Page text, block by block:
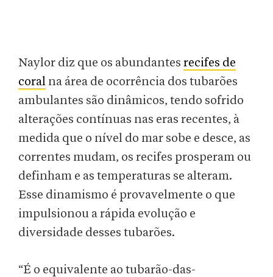
Naylor diz que os abundantes recifes de
coral na área de ocorrência dos tubarões
ambulantes são dinâmicos, tendo sofrido
alterações contínuas nas eras recentes, à
medida que o nível do mar sobe e desce, as
correntes mudam, os recifes prosperam ou
definham e as temperaturas se alteram.
Esse dinamismo é provavelmente o que
impulsionou a rápida evolução e
diversidade desses tubarões.
“É o equivalente ao tubarão-das-